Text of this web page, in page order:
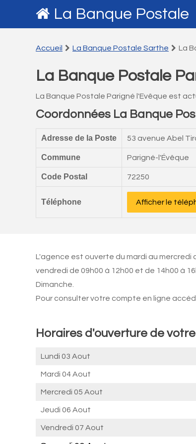
La Banque Postale
Accueil La Banque Postale Sarthe La
La Banque Postale
La Banque Postale Parigné l'Evêque est
Coordonnées La Banque
Adresse de la Poste 53 avenue Abel
Commune Parigné-l'Évêque
Code Postal 72250
Téléphone Afficher le
L'agence est ouverte du mardi au mercredi
vendredi de 09h00 à 12h00 et de 14h00 à
Dimanche.
Pour consulter votre compte en ligne
Horaires d'ouverture de
Lundi 03 Aout
Mardi 04 Aout
Mercredi 05 Aout
Jeudi 06 Aout
Vendredi 07 Aout